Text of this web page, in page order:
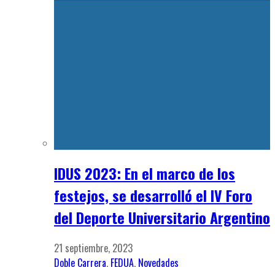
Recent
La Doble Carrera en Argentina:
referente de Sudamérica en el
Webinar de la FISU